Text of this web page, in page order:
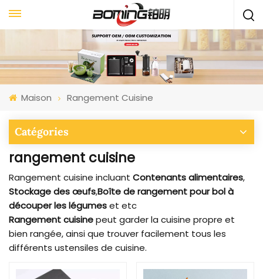
Maison Rangement Cuisine
Catégories
rangement cuisine
Rangement cuisine incluant Contenants alimentaires,
Stockage des œufs,Boîte de rangement pour bol à
découper les légumeset etc
Rangement cuisinepeut garder la cuisine propre et
bien rangée, ainsi que trouver facilement tous les
différents ustensiles de cuisine.